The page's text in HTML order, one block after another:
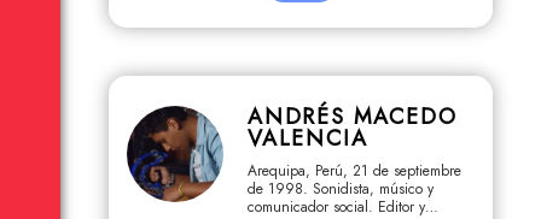
ANDRÉS MACEDO
VALENCIA
Arequipa, Perú, 21 de septiembre
de 1998. Sonidista, músico y
comunicador social. Editor y